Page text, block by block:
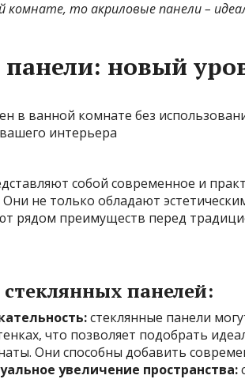
комнате, то акриловые панели –
новый
собой современное и
не только обладают
рядом преимуществ перед
панелей:
стеклянные панели
что позволяет подобрать
Они способны добавить
увеличение пространства: